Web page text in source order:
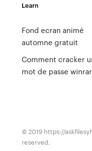
Learn
Fond ecran animé
automne gratuit
Comment cracker
mot de passe winrar
© 2019 https://
reserved.